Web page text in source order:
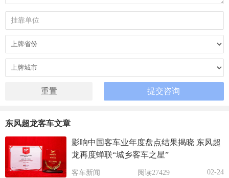
东风超龙客车文章
影响中国客车业年度盘点结果揭晓 东风超
龙再度蝉联“城乡客车之星”
客车新闻 阅读27429 02-24